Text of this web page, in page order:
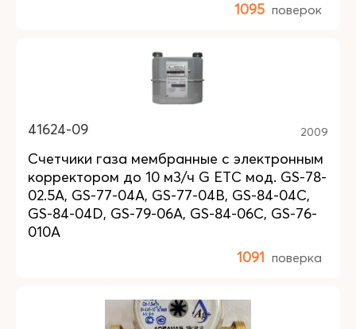
1095 поверок
41624-09 2009
Счетчики газа мембранные с электронным
корректором до 10 м3/ч G ETC мод. GS-78-
02.5A, GS-77-04A, GS-77-04B, GS-84-04C,
GS-84-04D, GS-79-06A, GS-84-06C, GS-76-
010A
1091 поверка